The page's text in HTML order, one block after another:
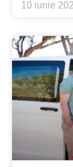
10 iunie